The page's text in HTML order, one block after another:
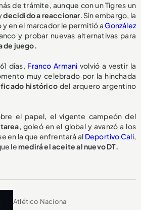
de trámite, aunque con un Tigres un
decidido a reaccionar. Sin embargo, la
en el marcador le permitió aGonzález
y probar nuevas alternativas para
de juego.
días, Franco Armanivolvió a vestir la
muy celebrado por la hinchada
histórico del arquero argentino
el papel, el vigente campeón del
, goleó en el global y avanzó a los
en la que enfrentará al Deportivo Cali,
lemedirá el aceite al nuevo DT.
Atlético Nacional